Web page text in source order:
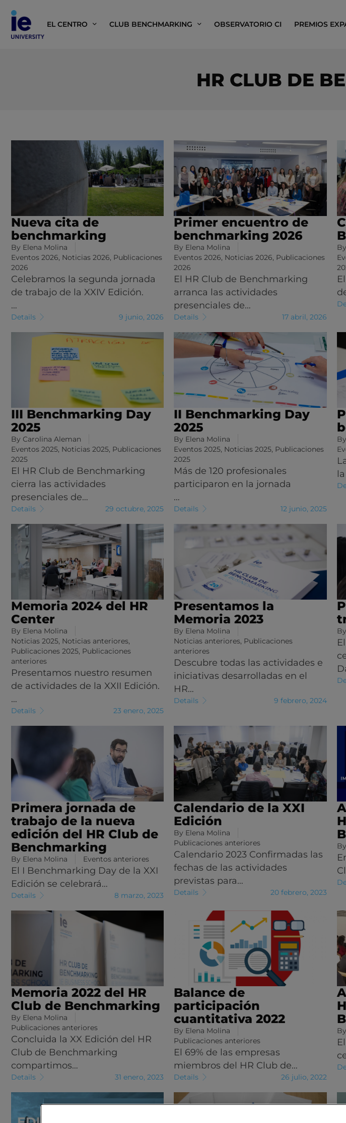
EL CENTRO CLUB BENCHMARKING OBSERVATORIO CI PREMIOS
HR CLUB DE
Nueva cita de
benchmarking
By Elena Molina
Eventos 2026, Noticias 2026, Publicaciones
2026
Celebramos la segunda jornada
de trabajo de la XXIV Edición.
…
Details 9 junio, 2026
Primer encuentro de
benchmarking 2026
By Elena Molina
Eventos 2026, Noticias 2026, Publicaciones
2026
El HR Club de Benchmarking
arranca las actividades
presenciales de…
Details 17 abril, 2026
By
III Benchmarking Day
2025
By Carolina Aleman
Eventos 2025, Noticias 2025, Publicaciones
2025
El HR Club de Benchmarking
cierra las actividades
presenciales de…
Details 29 octubre, 2025
II Benchmarking Day
2025
By Elena Molina
Eventos 2025, Noticias 2025, Publicaciones
2025
Más de 120 profesionales
participaron en la jornada
…
Details 12 junio, 2025
By
Memoria 2024 del HR
Center
By Elena Molina
Noticias 2025, Noticias anteriores,
Publicaciones 2025, Publicaciones
anteriores
Presentamos nuestro resumen
de actividades de la XXII Edición.
…
Details 23 enero, 2025
Presentamos la
Memoria 2023
By Elena Molina
Noticias anteriores, Publicaciones
anteriores
Descubre todas las actividades e
iniciativas desarrolladas en el
HR…
Details 9 febrero, 2024
By
Primera jornada de
trabajo de la nueva
edición del HR Club de
Benchmarking
By Elena Molina Eventos anteriores
El I Benchmarking Day de la XXI
Edición se celebrará…
Details 8 marzo, 2023
Calendario de la XXI
Edición
By Elena Molina
Publicaciones anteriores
Calendario 2023 Confirmadas las
fechas de las actividades
previstas para…
Details 20 febrero, 2023
By
Memoria 2022 del HR
Club de Benchmarking
By Elena Molina
Publicaciones anteriores
Concluida la XX Edición del HR
Club de Benchmarking
compartimos…
Details 31 enero, 2023
Balance de
participación
cuantitativa 2022
By Elena Molina
Publicaciones anteriores
El 69% de las empresas
miembros del HR Club de…
Details 26 julio, 2022
By